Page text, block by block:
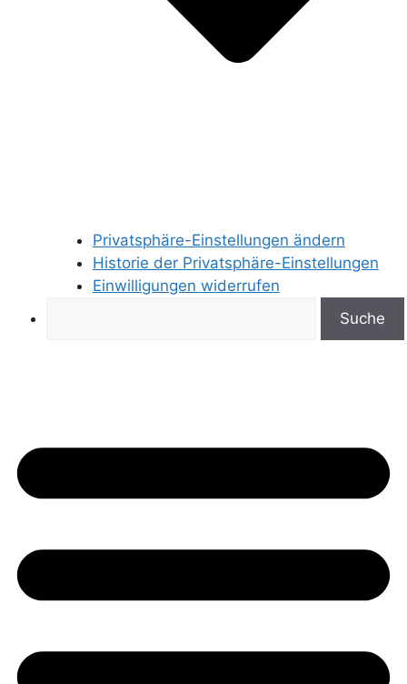
Privatsphäre-Einstellungen ändern
Historie der Privatsphäre-Einstellungen
Einwilligungen widerrufen